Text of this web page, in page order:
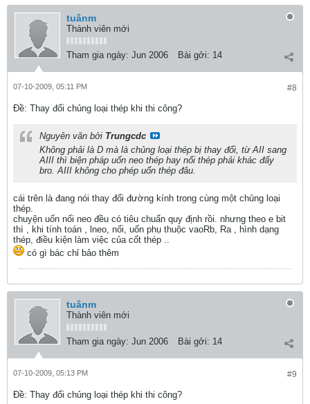
tuânm
Thành viên mới
Tham gia ngày: Jun 2006 Bài gởi: 14
#8
07-10-2009, 05:11 PM
Ðề: Thay đổi chủng loại thép khi thi công?
Nguyên văn bởi Trungcdc
Không phải là D mà là chủng loại thép bị thay đổi, từ AII sang
AIII thì biện pháp uốn neo thép hay nối thép phải khác đấy
bro. AIII không cho phép uốn thép đâu.
cái trên là đang nói thay đổi đường kính trong cùng một chủng loại
thép.
chuyện uốn nối neo đều có tiêu chuẩn quy định rồi. nhưng theo e bit
thì , khi tính toán , lneo, nối, uốn phụ thuộc vaoRb, Ra , hình dạng
thép, điều kiện làm việc của cốt thép ..
có gì bác chỉ bảo thêm
tuânm
Thành viên mới
Tham gia ngày: Jun 2006 Bài gởi: 14
#9
07-10-2009, 05:13 PM
Ðề: Thay đổi chủng loại thép khi thi công?